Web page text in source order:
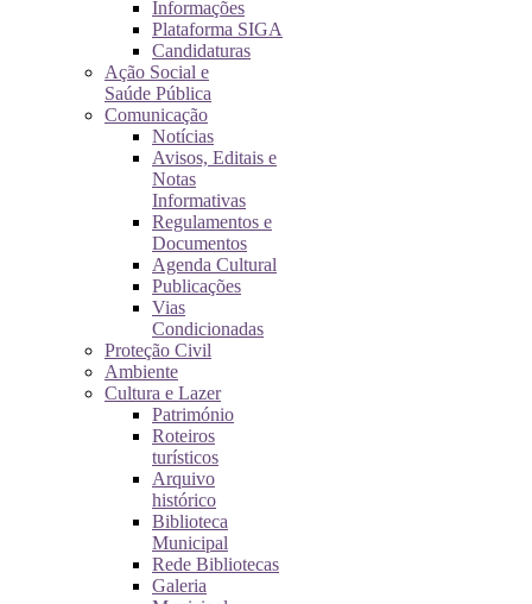
Informações
Plataforma SIGA
Candidaturas
Ação Social e
Saúde Pública
Comunicação
Notícias
Avisos, Editais e
Notas
Informativas
Regulamentos e
Documentos
Agenda Cultural
Publicações
Vias
Condicionadas
Proteção Civil
Ambiente
Cultura e Lazer
Património
Roteiros
turísticos
Arquivo
histórico
Biblioteca
Municipal
Rede Bibliotecas
Galeria